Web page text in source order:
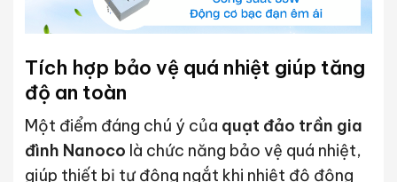
Tích hợp bảo vệ quá nhiệt giúp tăng
độ an toàn
Một điểm đáng chú ý của quạt đảo trần gia
đình Nanoco là chức năng bảo vệ quá nhiệt,
giúp thiết bị tự động ngắt khi nhiệt độ động